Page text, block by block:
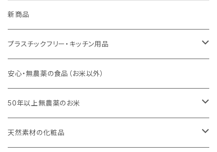
新商品
プラスチックフリー・キッチン用品
キッチンスポンジ・キッチンブラシ
びわこ・和太布（日本独自の方法で織られた木綿の布巾）
weck（ドイツ生まれのガラス容器）
安心・無農薬の食品（お米以外）
50年以上無農薬のお米
玄米（定期便）
天然素材の化粧品